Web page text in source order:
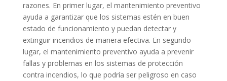
razones. En primer lugar, el mantenimiento preventivo
ayuda a garantizar que los sistemas estén en buen
estado de funcionamiento y puedan detectar y
extinguir incendios de manera efectiva. En segundo
lugar, el mantenimiento preventivo ayuda a prevenir
fallas y problemas en los sistemas de protección
contra incendios, lo que podría ser peligroso en caso